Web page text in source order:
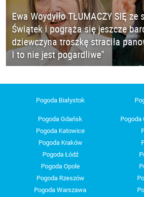
Ewa Woydyłło TŁUMACZY SIĘ ze
Świątek i pogrąża się jeszcze
dziewczyna troszkę straciła
I to nie jest pogardliwe"
Pogoda Białystok
Pogoda Gdańsk
Pogoda
Pogoda Katowice
Pogoda Kraków
Pogoda Łódź
Pogoda Opole
Pogoda Rzeszów
Pogoda Warszawa